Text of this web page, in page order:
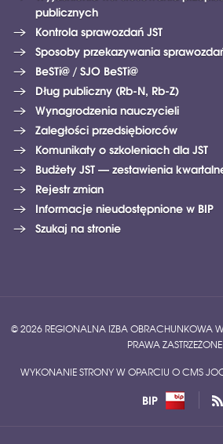
publicznych
Kontrola sprawozdań JST
Sposoby przekazywania
BeSTi@ / SJO BeSTi@
Dług publiczny (Rb-N, Rb-Z)
Wynagrodzenia nauczycieli
Zaległości przedsiębiorców
Komunikaty o szkoleniach dla JST
Budżety JST — zestawienia
Rejestr zmian
Informacje nieudostępnione w BIP
Szukaj na stronie
© 2026 REGIONALNA IZBA OBRACHUNKOWA
PRAWA ZASTRZEŻONE.
WYKONANIE STRONY W OPARCIU O CMS
BIP